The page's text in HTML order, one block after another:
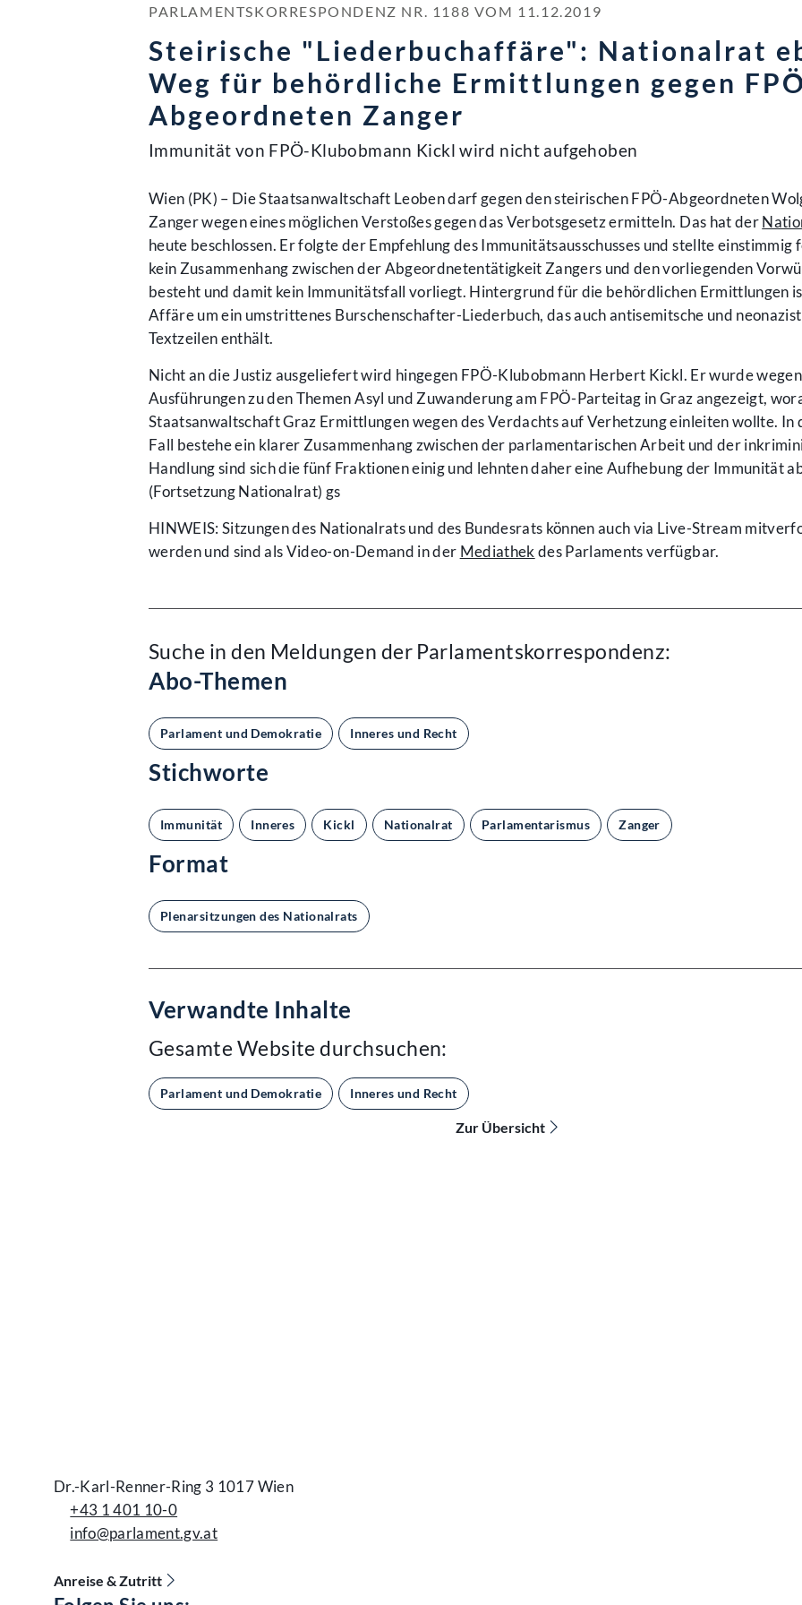
PARLAMENTSKORRESPONDENZ NR. 1188 VOM 11.12.2019
Steirische "Liederbuchaffäre": Nationalrat
Weg für behördliche Ermittlungen gegen
Abgeordneten Zanger
Immunität von FPÖ-Klubobmann Kickl wird nicht aufgehoben
Wien (PK) – Die Staatsanwaltschaft Leoben darf gegen den steirischen FPÖ-Abgeordneten
Zanger wegen eines möglichen Verstoßes gegen das Verbotsgesetz ermitteln. Das hat der
heute beschlossen. Er folgte der Empfehlung des Immunitätsausschusses und stellte einstimmig
kein Zusammenhang zwischen der Abgeordnetentätigkeit Zangers und den vorliegenden
besteht und damit kein Immunitätsfall vorliegt. Hintergrund für die behördlichen Ermittlungen
Affäre um ein umstrittenes Burschenschafter-Liederbuch, das auch antisemitsche und
Textzeilen enthält.
Nicht an die Justiz ausgeliefert wird hingegen FPÖ-Klubobmann Herbert Kickl. Er wurde
Ausführungen zu den Themen Asyl und Zuwanderung am FPÖ-Parteitag in Graz angezeigt,
Staatsanwaltschaft Graz Ermittlungen wegen des Verdachts auf Verhetzung einleiten wollte. In
Fall bestehe ein klarer Zusammenhang zwischen der parlamentarischen Arbeit und der
Handlung sind sich die fünf Fraktionen einig und lehnten daher eine Aufhebung der Immunität
(Fortsetzung Nationalrat) gs
HINWEIS: Sitzungen des Nationalrats und des Bundesrats können auch via Live-Stream
werden und sind als Video-on-Demand in der Mediathekdes Parlaments verfügbar.
Suche in den Meldungen der Parlamentskorrespondenz:
Abo-Themen
Parlament und Demokratie Inneres und Recht
Stichworte
Immunität Inneres Kickl Nationalrat Parlamentarismus Zanger
Format
Plenarsitzungen des Nationalrats
Verwandte Inhalte
Gesamte Website durchsuchen:
Parlament und Demokratie Inneres und Recht
Zur Übersicht
Dr.-Karl-Renner-Ring 3 1017 Wien
+43 1 401 10-0
info@parlament.gv.at
Anreise & Zutritt